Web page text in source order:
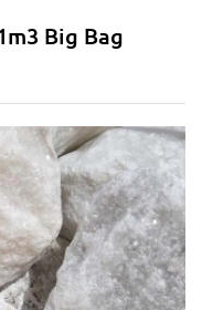
Big Bag